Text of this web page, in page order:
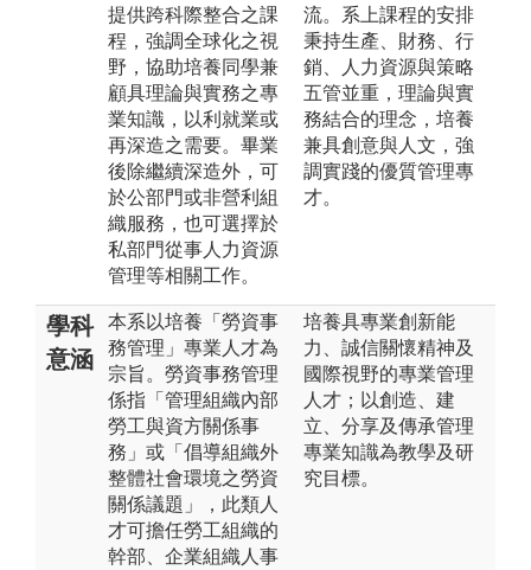
提供跨科際整合之課
程，強調全球化之視
野，協助培養同學兼
顧具理論與實務之專
業知識，以利就業或
再深造之需要。畢業
後除繼續深造外，可
於公部門或非營利組
織服務，也可選擇於
私部門從事人力資源
管理等相關工作。
流。系上課程的安排
秉持生產、財務、行
銷、人力資源與策略
五管並重，理論與實
務結合的理念，培養
兼具創意與人文，強
調實踐的優質管理專
才。
學科
意涵
本系以培養「勞資事
務管理」專業人才為
宗旨。勞資事務管理
係指「管理組織內部
勞工與資方關係事
務」或「倡導組織外
整體社會環境之勞資
關係議題」，此類人
才可擔任勞工組織的
幹部、企業組織人事
培養具專業創新能
力、誠信關懷精神及
國際視野的專業管理
人才；以創造、建
立、分享及傳承管理
專業知識為教學及研
究目標。